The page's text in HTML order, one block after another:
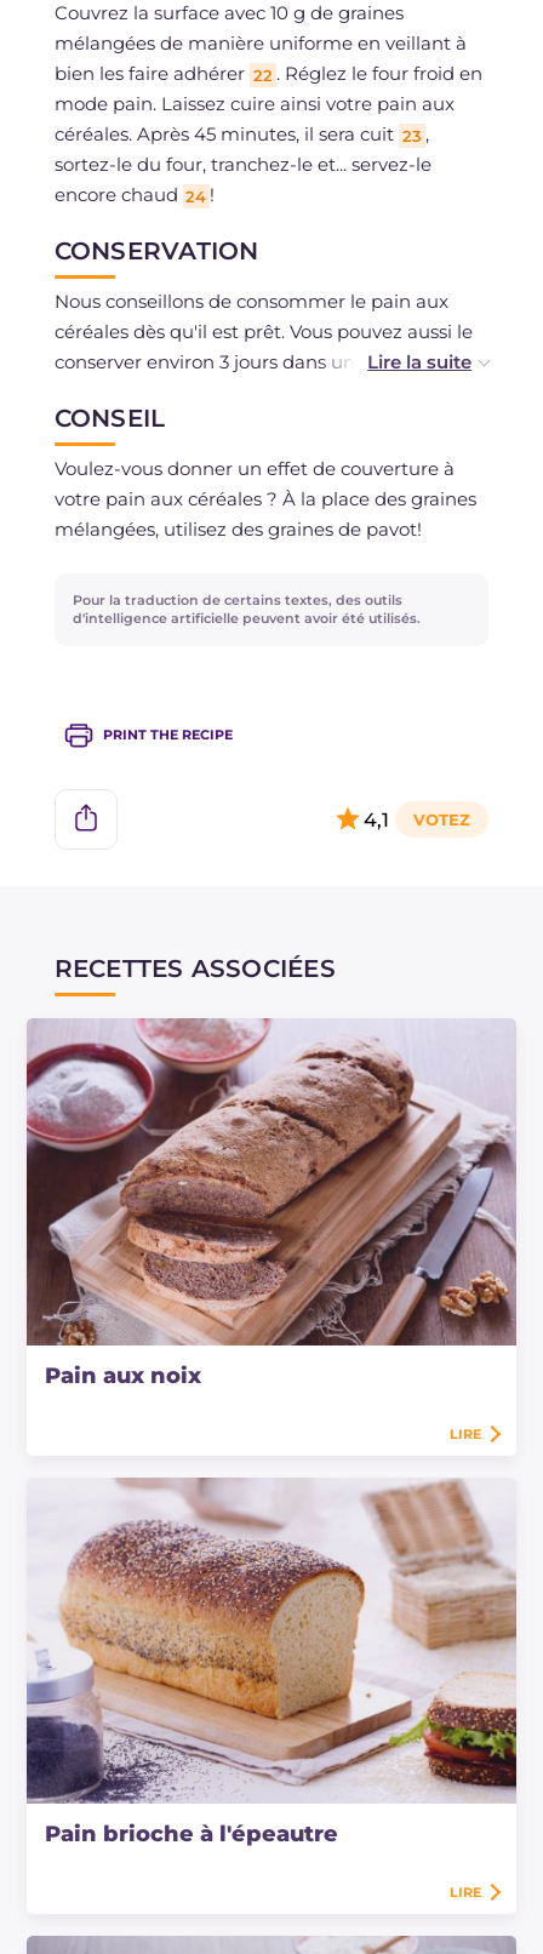
Couvrez la surface avec 10 g de graines
mélangées de manière uniforme en veillant à
bien les faire adhérer 22 . Réglez le four froid en
mode pain. Laissez cuire ainsi votre pain aux
céréales. Après 45 minutes, il sera cuit 23 ,
sortez-le du four, tranchez-le et... servez-le
encore chaud 24 !
CONSERVATION
Nous conseillons de consommer le pain aux
céréales dès qu'il est prêt. Vous pouvez aussi le
conserver environ 3 jours dans un sac à l'abri de
Si vous préférez, vous pouvez aussi le congeler,
congélation appropriés pour un maximum d'un
CONSEIL
Voulez-vous donner un effet de couverture à
votre pain aux céréales ? À la place des graines
mélangées, utilisez des graines de pavot!
Pour la traduction de certains textes, des outils
d'intelligence artificielle peuvent avoir été utilisés.
PRINT THE RECIPE
4,1
RECETTES ASSOCIÉES
Pain aux noix
LIRE
Pain brioche à l'épeautre
LIRE